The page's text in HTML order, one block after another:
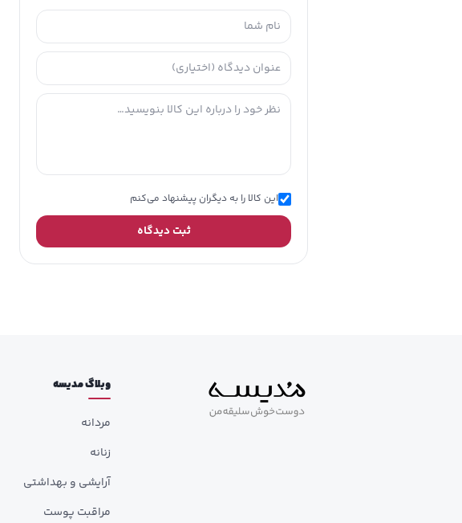
این کالا را به دیگران پیشنهاد می‌کنم
ثبت دیدگاه
وبلاگ مدیسه
مردانه
زنانه
آرایشی و بهداشتی
مراقبت پوست